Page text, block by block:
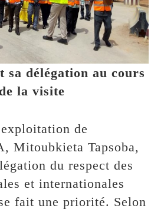
sa délégation au cours
de la visite
de
Mitoubkieta Tapsoba,
du respect des
et internationales
fait une priorité. Selon